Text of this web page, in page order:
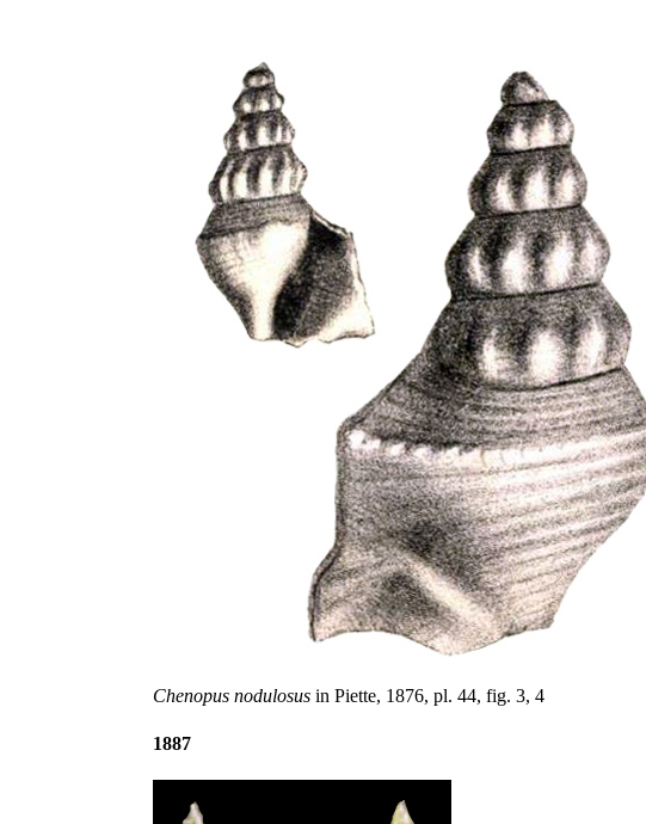
Chenopus nodulosus in Piette, 1876, pl. 44, fig. 3, 4
1887